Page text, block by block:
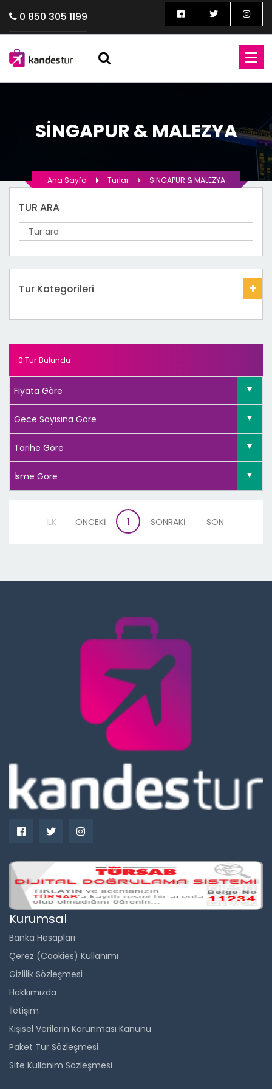
0 850 305 1199
SİNGAPUR & MALEZYA
Ana Sayfa Turlar SİNGAPUR & MALEZYA
TUR ARA
Tur Kategorileri
0 Tur Bulundu
İLK ÖNCEKİ 1 SONRAKİ SON
Kurumsal
Banka Hesapları
Çerez (Cookies) Kullanımı
Gizlilik Sözleşmesi
Hakkımızda
İletişim
Kişisel Verilerin Korunması Kanunu
Paket Tur Sözleşmesi
Site Kullanım Sözleşmesi